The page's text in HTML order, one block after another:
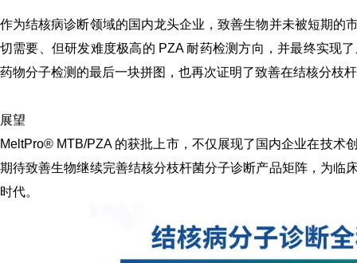
作为结核病诊断领域的国内龙头企业，致善生物并未被短期的
切需要、但研发难度极高的 PZA 耐药检测方向，并最终实现
药物分子检测的最后一块拼图，也再次证明了致善在结核分枝
展望
MeltPro® MTB/PZA 的获批上市，不仅展现了国内企业在技术
期待致善生物继续完善结核分枝杆菌分子诊断产品矩阵，为临
时代。